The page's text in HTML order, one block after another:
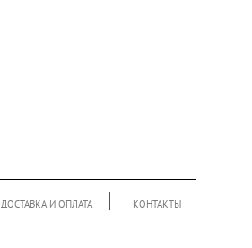
ДОСТАВКА И ОПЛАТА | КОНТАКТЫ